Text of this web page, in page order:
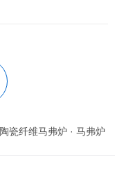
陶瓷纤维马弗炉 · 马弗炉